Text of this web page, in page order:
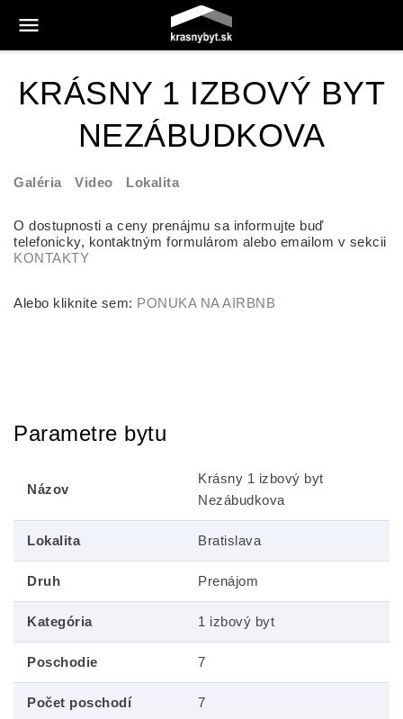
KRÁSNY 1 IZBOVÝ BYT
NEZÁBUDKOVA
Galéria Video Lokalita
O dostupnosti a ceny prenájmu sa informujte buď
telefonicky, kontaktným formulárom alebo emailom v sekcii
KONTAKTY
Alebo kliknite sem: PONUKA NA AIRBNB
Parametre bytu
Názov
Krásny 1 izbový byt
Nezábudkova
Lokalita Bratislava
Druh Prenájom
Kategória 1 izbový byt
Poschodie 7
Počet poschodí 7